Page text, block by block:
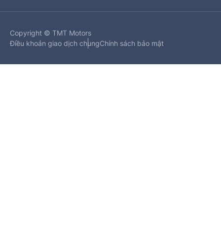
Copyright © TMT Motors
Điều khoản giao dịch chungChính sách bảo mật